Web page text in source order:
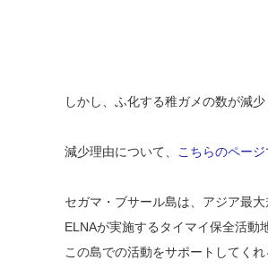
しかし、ふ化する稚ガメの数が減少
減少理由について、 こちらのページ
セガマ・ブサール島は、アジア最
ELNAが実施するタイマイ保全活動
この島での活動をサポートしてく